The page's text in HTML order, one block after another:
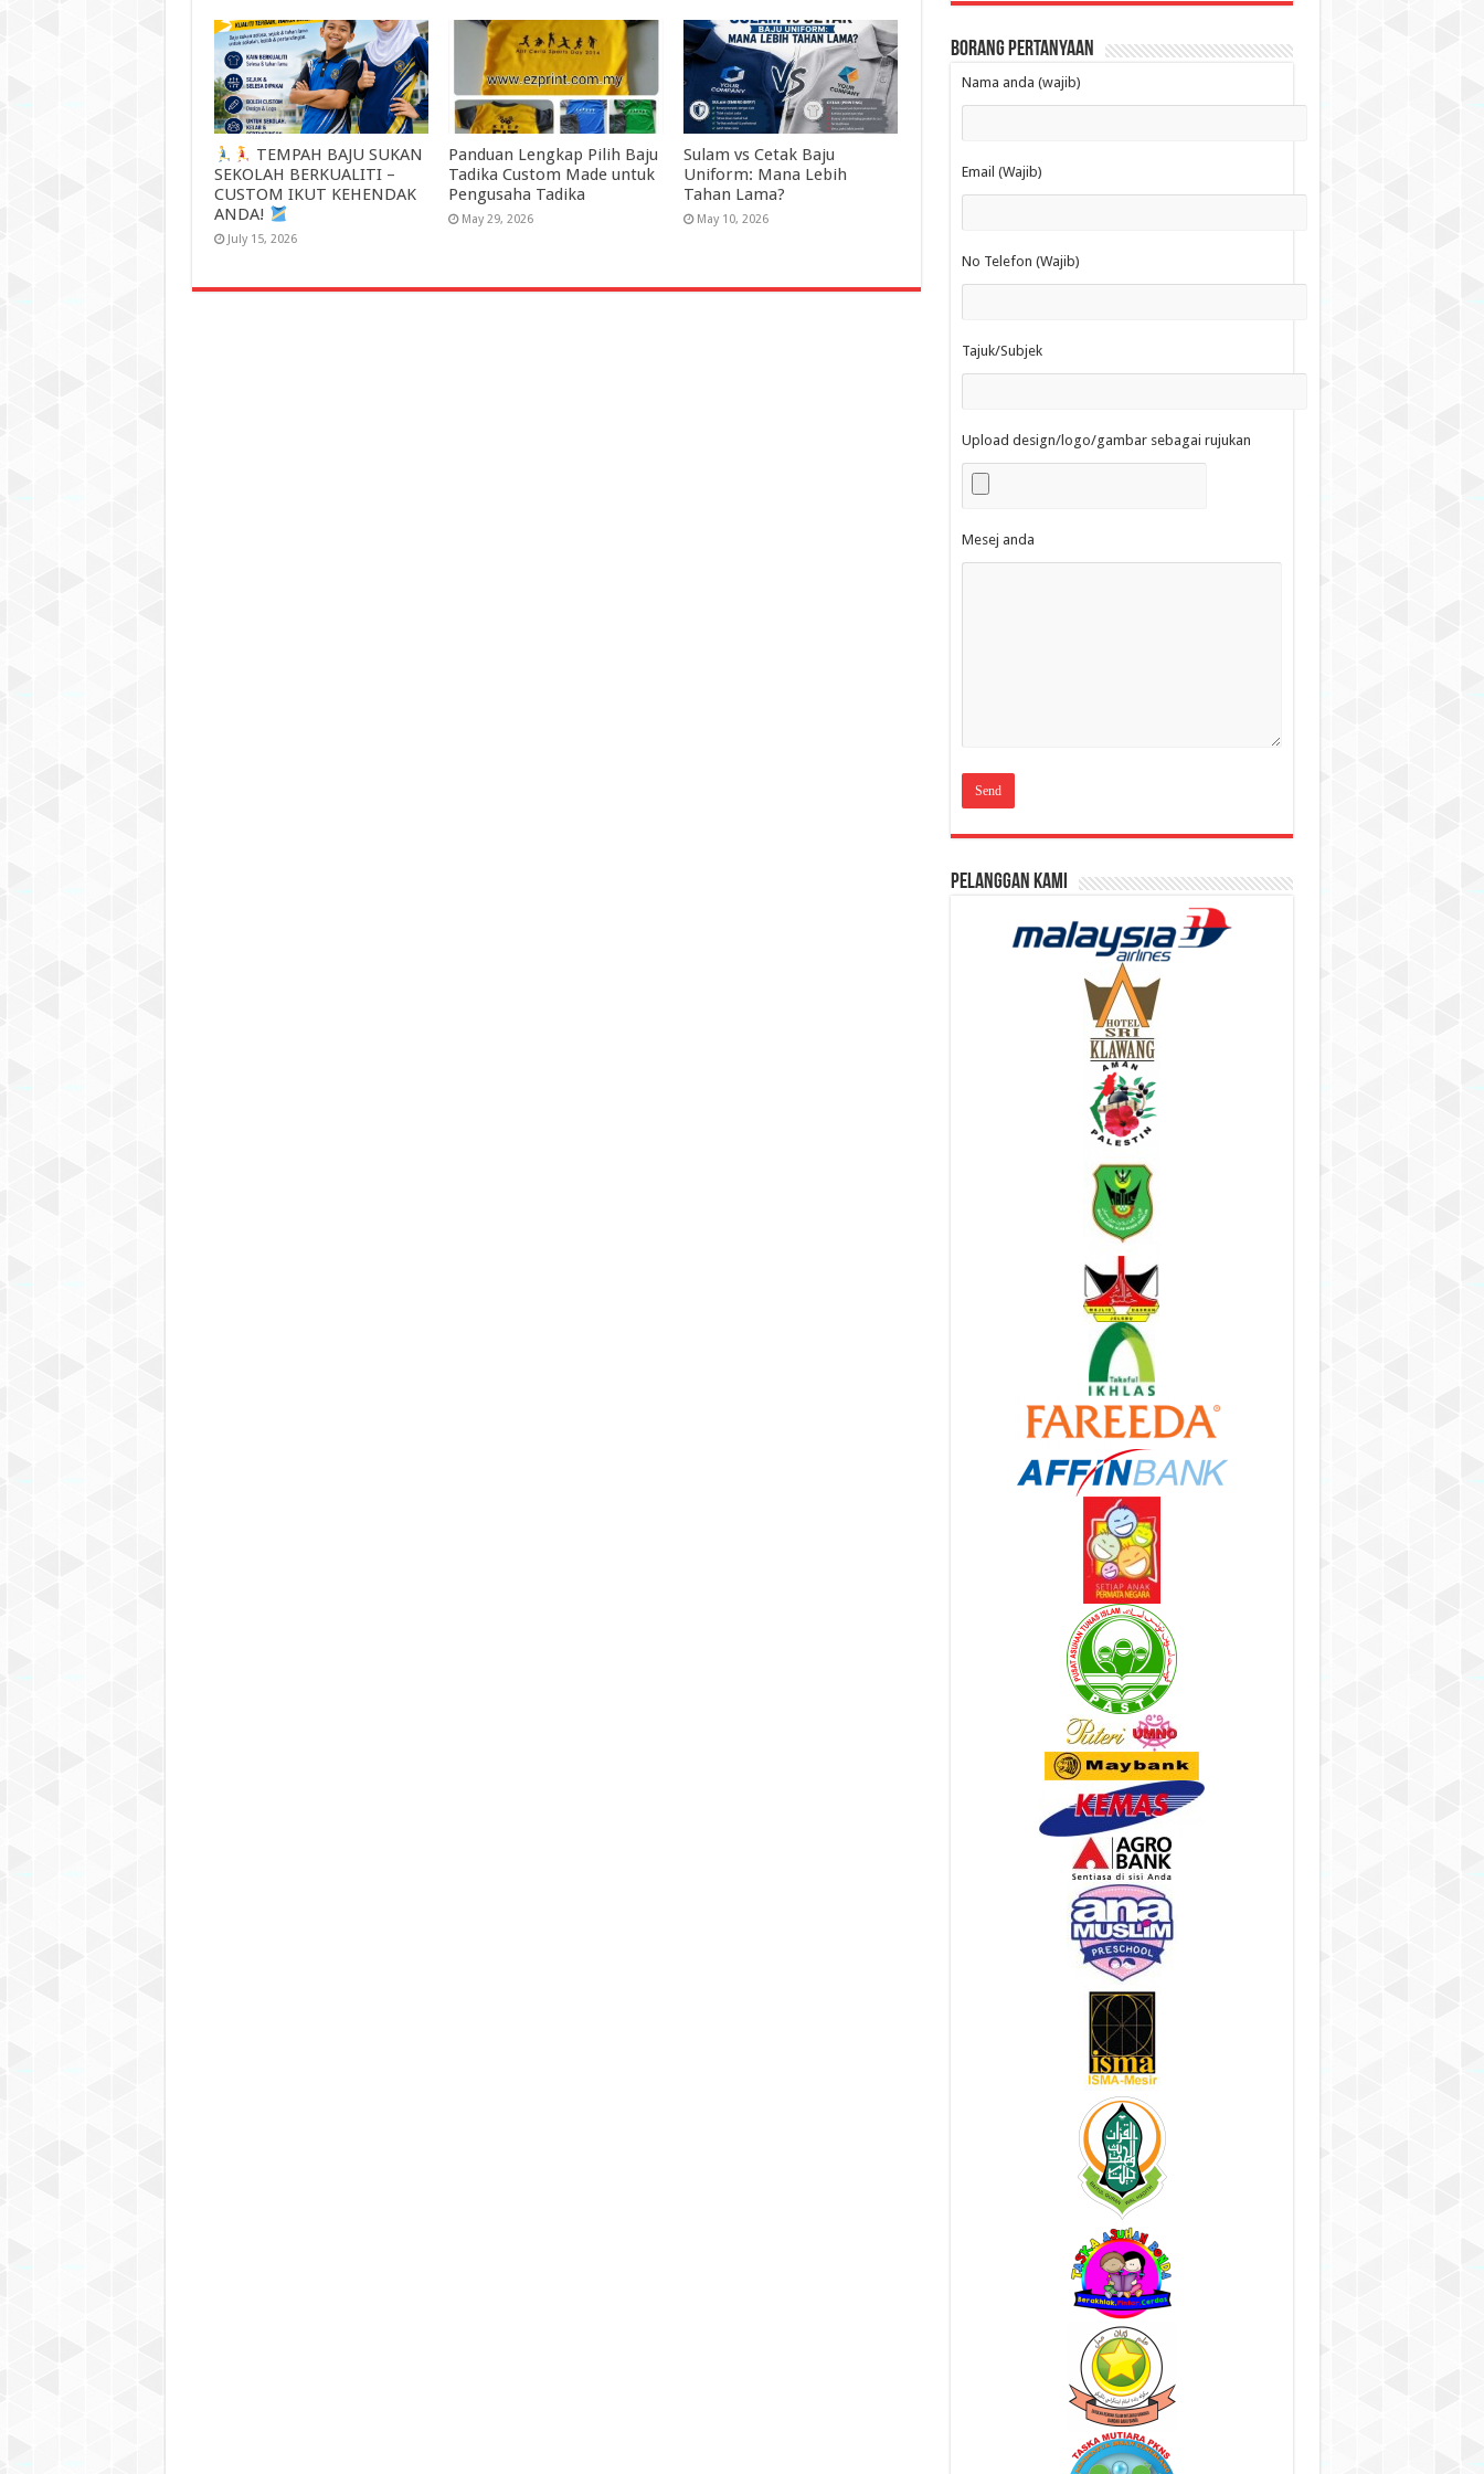
TEMPAH BAJU SUKAN
SEKOLAH BERKUALITI –
CUSTOM IKUT KEHENDAK
ANDA!
July 15, 2026
Panduan Lengkap Pilih Baju
Tadika Custom Made untuk
Pengusaha Tadika
May 29, 2026
Sulam vs Cetak Baju
Uniform: Mana Lebih
Tahan Lama?
May 10, 2026
Borang Pertanyaan
Nama anda (wajib)
Email (Wajib)
No Telefon (Wajib)
Tajuk/Subjek
Upload design/logo/gambar sebagai rujukan
Mesej anda
Pelanggan Kami